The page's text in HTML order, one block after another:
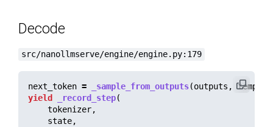
Decode
src/nanollmserve/engine/engine.py:179
next_token = _sample_from_outputs(outputs ,
yield
_record_step(
tokenizer,
state,